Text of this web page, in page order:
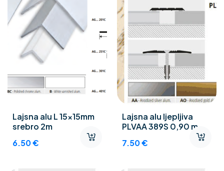
Lajsna alu L 15x15mm
srebro 2m
6.50€
Lajsna alu ljepljiva
PLVAA 389S 0,90 m
7.50€